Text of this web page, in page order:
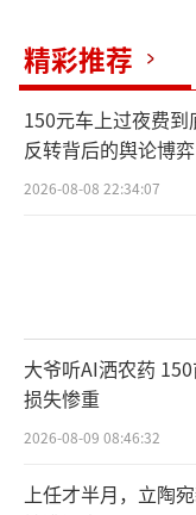
精彩推荐
150元车上过夜费
反转背后的舆论博弈
2026-08-08 22:34:07
大爷听AI洒农药
损失惨重
2026-08-09 08:46:32
上任才半月，立陶